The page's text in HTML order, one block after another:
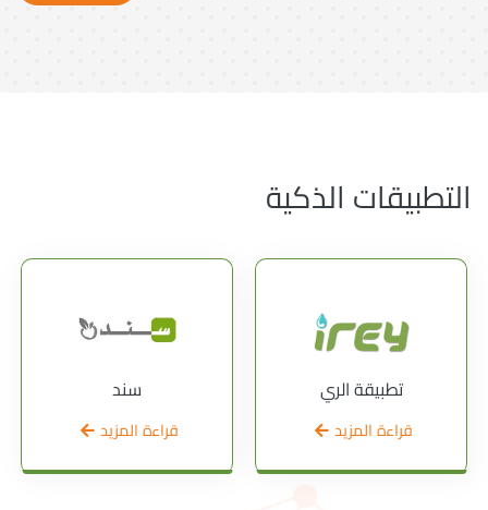
التطبيقات الذكية
تطبيقة الري
قراءة المزيد
سند
قراءة المزيد